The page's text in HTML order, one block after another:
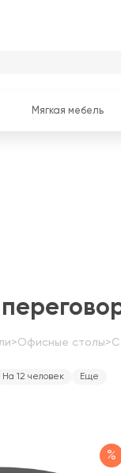
Мягкая мебель
>Офисные столы>
На 12 человек Еще
%